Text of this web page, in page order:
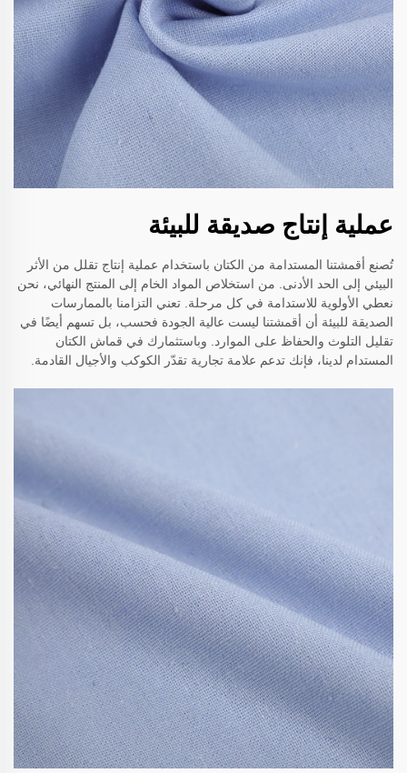
عملية إنتاج صديقة للبيئة
تُصنع أقمشتنا المستدامة من الكتان باستخدام عملية إنتاج تقلل من الأثر
البيئي إلى الحد الأدنى. من استخلاص المواد الخام إلى المنتج النهائي، نحن
نعطي الأولوية للاستدامة في كل مرحلة. تعني التزامنا بالممارسات
الصديقة للبيئة أن أقمشتنا ليست عالية الجودة فحسب، بل تسهم أيضًا في
تقليل التلوث والحفاظ على الموارد. وباستثمارك في قماش الكتان
المستدام لدينا، فإنك تدعم علامة تجارية تقدّر الكوكب والأجيال القادمة.